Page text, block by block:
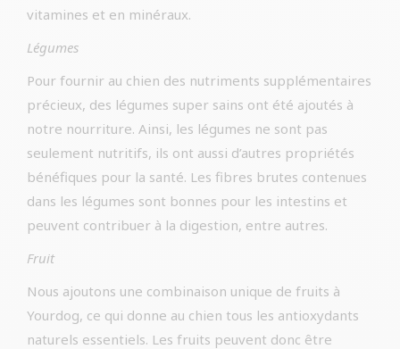
vitamines et en minéraux.
Légumes
Pour fournir au chien des nutriments supplémentaires
précieux, des légumes super sains ont été ajoutés à
notre nourriture. Ainsi, les légumes ne sont pas
seulement nutritifs, ils ont aussi d’autres propriétés
bénéfiques pour la santé. Les fibres brutes contenues
dans les légumes sont bonnes pour les intestins et
peuvent contribuer à la digestion, entre autres.
Fruit
Nous ajoutons une combinaison unique de fruits à
Yourdog, ce qui donne au chien tous les antioxydants
naturels essentiels. Les fruits peuvent donc être